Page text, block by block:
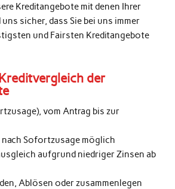
Kreditangebote mit denen Ihrer
sicher, dass Sie bei uns immer
und Fairsten Kreditangebote
der
vom Antrag bis zur
Sofortzusage möglich
aufgrund niedriger Zinsen ab
Ablösen oder zusammenlegen